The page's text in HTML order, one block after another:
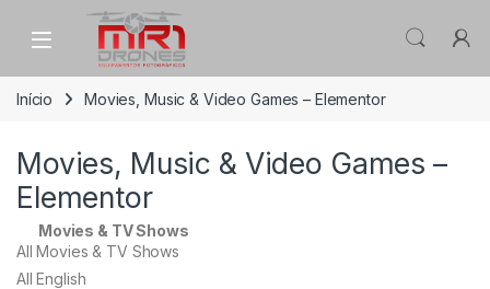
Início Movies, Music & Video Games – Elementor
Movies, Music & Video Games –
Elementor
Movies & TV Shows
All Movies & TV Shows
All English